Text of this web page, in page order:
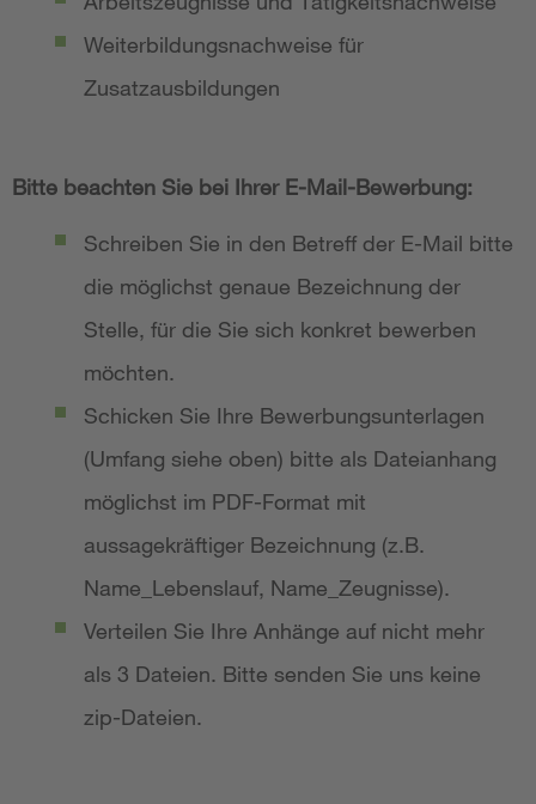
Weiterbildungsnachweise für
Zusatzausbildungen
Bitte beachten Sie bei Ihrer E-Mail-Bewerbung:
Schreiben Sie in den Betreff der E-Mail bitte
die möglichst genaue Bezeichnung der
Stelle, für die Sie sich konkret bewerben
möchten.
Schicken Sie Ihre Bewerbungsunterlagen
(Umfang siehe oben) bitte als Dateianhang
möglichst im PDF-Format mit
aussagekräftiger Bezeichnung (z.B.
Name_Lebenslauf, Name_Zeugnisse).
Verteilen Sie Ihre Anhänge auf nicht mehr
als 3 Dateien. Bitte senden Sie uns keine
zip-Dateien.